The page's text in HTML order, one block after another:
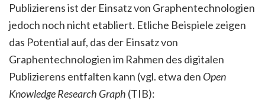
Publizierens ist der Einsatz von Graphentechnologien
jedoch noch nicht etabliert. Etliche Beispiele zeigen
das Potential auf, das der Einsatz von
Graphentechnologien im Rahmen des digitalen
Publizierens entfalten kann (vgl. etwa den Open
Knowledge Research Graph (TIB):